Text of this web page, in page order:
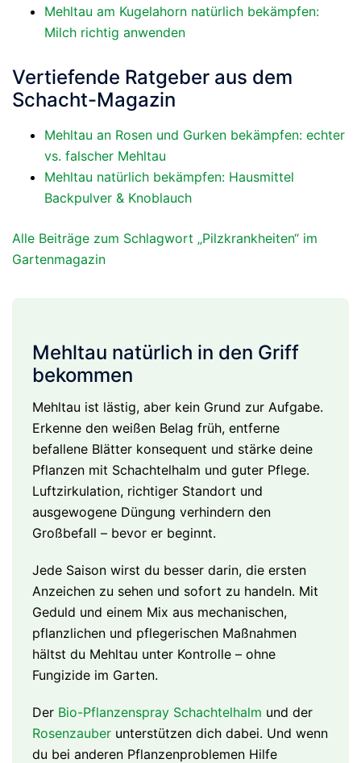
Mehltau am Kugelahorn natürlich bekämpfen:
Milch richtig anwenden
Vertiefende Ratgeber aus dem
Schacht-Magazin
Mehltau an Rosen und Gurken bekämpfen: echter
vs. falscher Mehltau
Mehltau natürlich bekämpfen: Hausmittel
Backpulver & Knoblauch
Alle Beiträge zum Schlagwort „Pilzkrankheiten“ im
Gartenmagazin
Mehltau natürlich in den Griff
bekommen
Mehltau ist lästig, aber kein Grund zur Aufgabe.
Erkenne den weißen Belag früh, entferne
befallene Blätter konsequent und stärke deine
Pflanzen mit Schachtelhalm und guter Pflege.
Luftzirkulation, richtiger Standort und
ausgewogene Düngung verhindern den
Großbefall – bevor er beginnt.
Jede Saison wirst du besser darin, die ersten
Anzeichen zu sehen und sofort zu handeln. Mit
Geduld und einem Mix aus mechanischen,
pflanzlichen und pflegerischen Maßnahmen
hältst du Mehltau unter Kontrolle – ohne
Fungizide im Garten.
Der Bio-Pflanzenspray Schachtelhalm und der
Rosenzauber unterstützen dich dabei. Und wenn
du bei anderen Pflanzenproblemen Hilfe